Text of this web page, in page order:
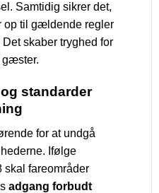
Samtidig sikrer det,
op til gældende regler
skaber tryghed for
gæster.
standarder
for at undgå
Ifølge
skal fareområder
adgang forbudt